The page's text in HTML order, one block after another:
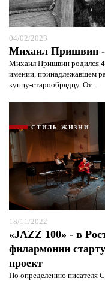
04/02/2023
Михаил Пришвин -
Михаил Пришвин родился 4
имении, принадлежавшем
купцу-старообрядцу. От...
СТИЛЬ ЖИЗНИ
18/11/2022
«JAZZ 100» - в
филармонии
проект
По определению писателя